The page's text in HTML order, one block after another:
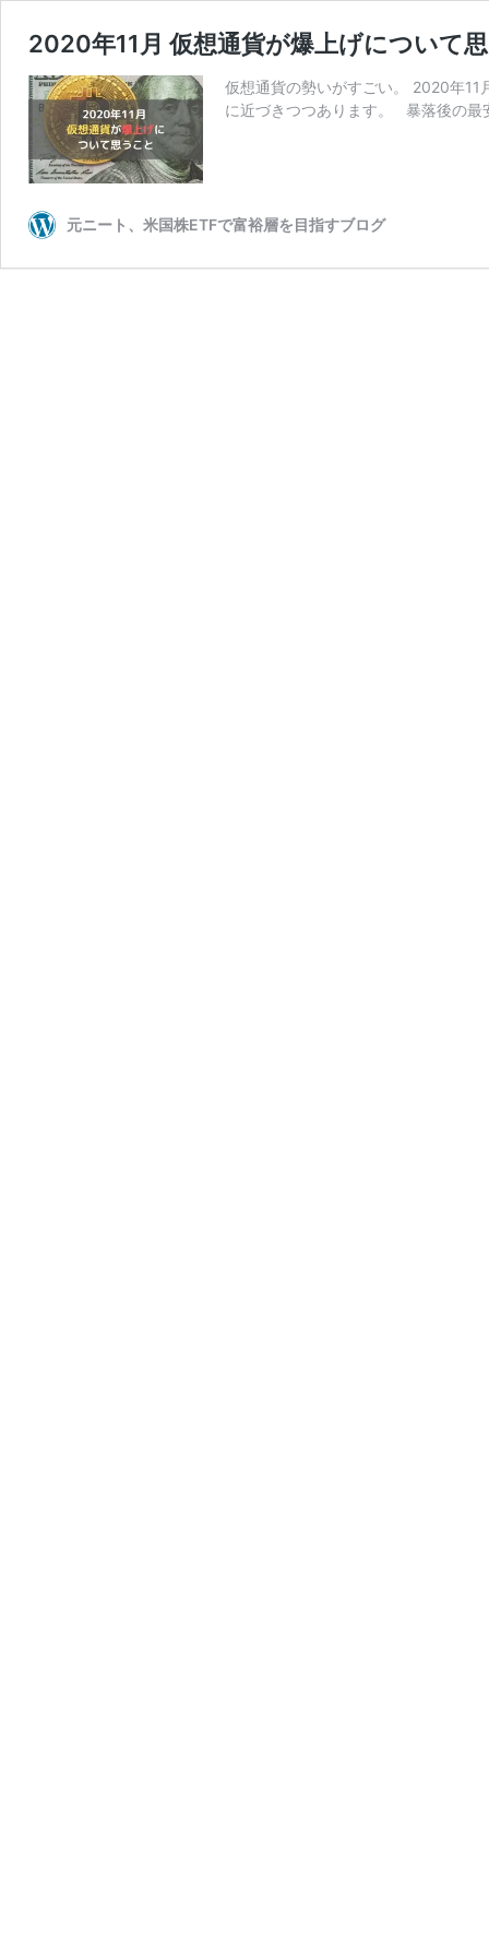
2020年11月 仮想通貨が爆上げについて
仮想通貨の勢いがすごい。 2020年
に近づきつつあります。 暴落後の
元ニート、米国株ETFで富裕層を目指すブログ